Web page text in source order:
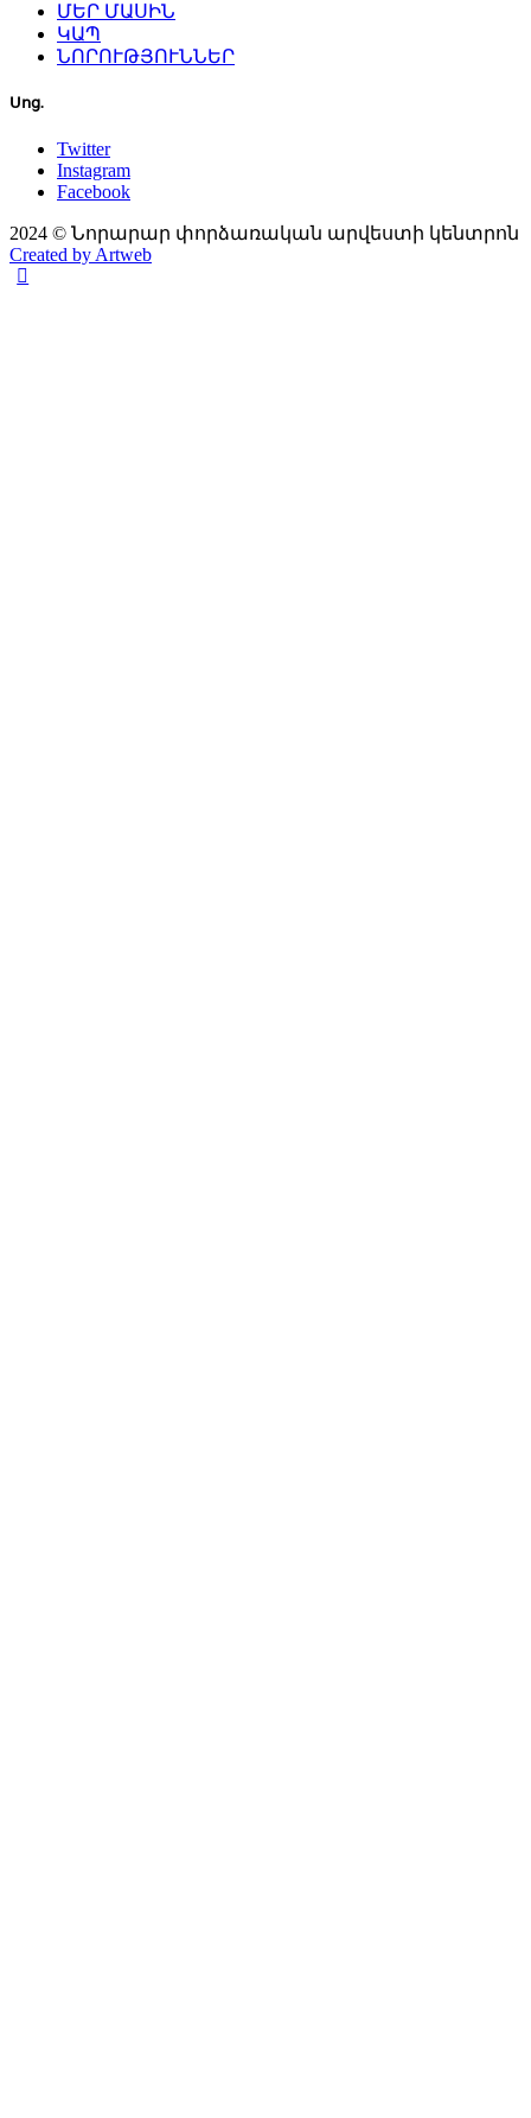
ՄԵՐ ՄԱՍԻՆ
ԿԱՊ
ՆՈՐՈՒԹՅՈՒՆՆԵՐ
Սոց.
Twitter
Instagram
Facebook
2024 © Նորարար փորձառական արվեստի կենտրոն
Created by Artweb